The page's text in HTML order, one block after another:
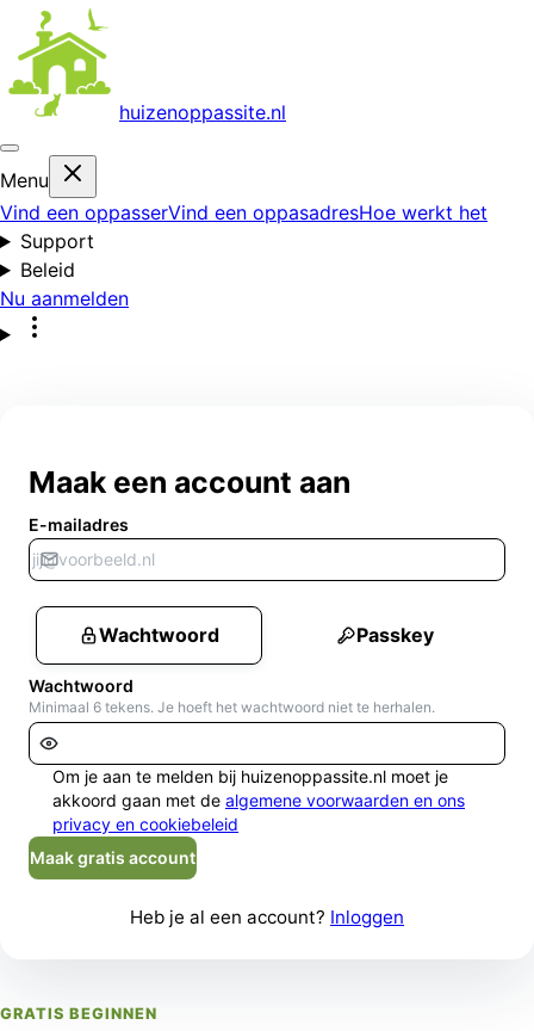
huizenoppassite.nl
Menu
Vind een oppasserVind een oppasadresHoe werkt het
Support
Beleid
Nu aanmelden
GRATIS BEGINNEN
Maak een account aan
E-mailadres
Wachtwoord Passkey
Wachtwoord
Minimaal 6 tekens. Je hoeft het wachtwoord niet te herhalen.
Om je aan te melden bij huizenoppassite.nl moet je
akkoord gaan met de algemene voorwaarden en ons
privacy en cookiebeleid
Maak gratis account
Heb je al een account? Inloggen